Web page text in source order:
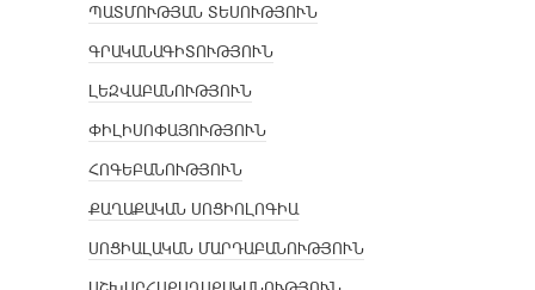
ՊԱՏՄՈՒԹՅԱՆ ՏԵՍՈՒԹՅՈՒՆ
ԳՐԱԿԱՆԱԳԻՏՈՒԹՅՈՒՆ
ԼԵԶՎԱԲԱՆՈՒԹՅՈՒՆ
ՓԻԼԻՍՈՓԱՅՈՒԹՅՈՒՆ
ՀՈԳԵԲԱՆՈՒԹՅՈՒՆ
ՔԱՂԱՔԱԿԱՆ ՍՈՑԻՈԼՈԳԻԱ
ՍՈՑԻԱԼԱԿԱՆ ՄԱՐԴԱԲԱՆՈՒԹՅՈՒՆ